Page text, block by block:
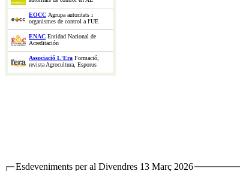
EOCC Agrupa autoritats i
organismes de control a l'UE
ENAC Entidad Nacional de
Acreditación
Associació L'Era Formació,
revista Agrocultura, Esporus
Esdeveniments per al Divendres 13 Març 2026